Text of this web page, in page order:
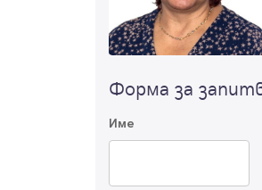
Форма за
Име